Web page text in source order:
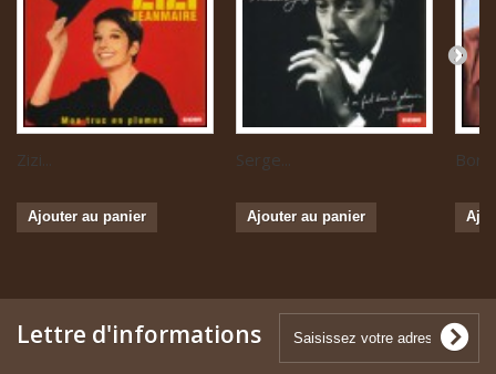
Zizi...
Ajouter au panier
Serge...
Ajouter au panier
Lettre d'informations